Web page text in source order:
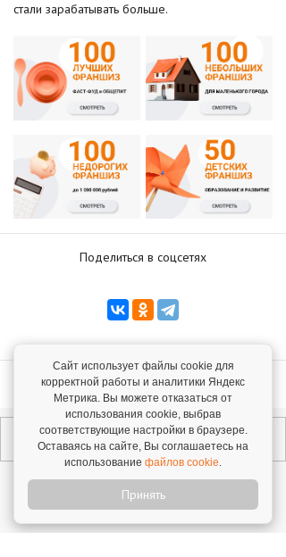
стали зарабатывать больше.
Поделиться в соцсетях
Вернуться к списку статей
Сайт использует файлы cookie для
корректной работы и аналитики Яндекс
Метрика. Вы можете отказаться от
использования cookie, выбрав
соответствующие настройки в браузере.
Оставаясь на сайте, Вы соглашаетесь на
использование файлов cookie.
Принять